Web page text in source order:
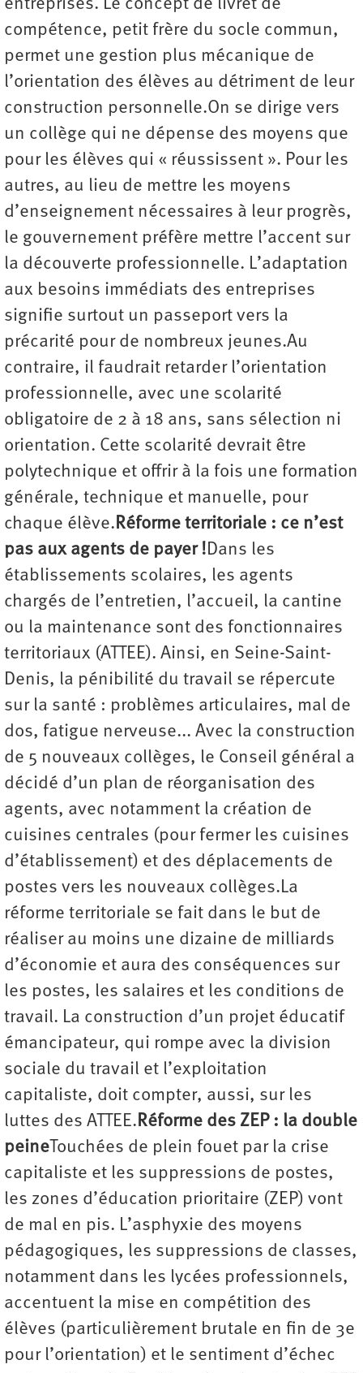
entreprises. Le concept de livret de
compétence, petit frère du socle commun,
permet une gestion plus mécanique de
l’orientation des élèves au détriment de leur
construction personnelle.On se dirige vers
un collège qui ne dépense des moyens que
pour les élèves qui « réussissent ». Pour les
autres, au lieu de mettre les moyens
d’enseignement nécessaires à leur progrès,
le gouvernement préfère mettre l’accent sur
la découverte professionnelle. L’adaptation
aux besoins immédiats des entreprises
signifie surtout un passeport vers la
précarité pour de nombreux jeunes.Au
contraire, il faudrait retarder l’orientation
professionnelle, avec une scolarité
obligatoire de 2 à 18 ans, sans sélection ni
orientation. Cette scolarité devrait être
polytechnique et offrir à la fois une formation
générale, technique et manuelle, pour
chaque élève.Réforme territoriale : ce n’est
pas aux agents de payer !Dans les
établissements scolaires, les agents
chargés de l’entretien, l’accueil, la cantine
ou la maintenance sont des fonctionnaires
territoriaux (ATTEE). Ainsi, en Seine-Saint-
Denis, la pénibilité du travail se répercute
sur la santé : problèmes articulaires, mal de
dos, fatigue nerveuse... Avec la construction
de 5 nouveaux collèges, le Conseil général a
décidé d’un plan de réorganisation des
agents, avec notamment la création de
cuisines centrales (pour fermer les cuisines
d’établissement) et des déplacements de
postes vers les nouveaux collèges.La
réforme territoriale se fait dans le but de
réaliser au moins une dizaine de milliards
d’économie et aura des conséquences sur
les postes, les salaires et les conditions de
travail. La construction d’un projet éducatif
émancipateur, qui rompe avec la division
sociale du travail et l’exploitation
capitaliste, doit compter, aussi, sur les
luttes des ATTEE.Réforme des ZEP : la double
peineTouchées de plein fouet par la crise
capitaliste et les suppressions de postes,
les zones d’éducation prioritaire (ZEP) vont
de mal en pis. L’asphyxie des moyens
pédagogiques, les suppressions de classes,
notamment dans les lycées professionnels,
accentuent la mise en compétition des
élèves (particulièrement brutale en fin de 3e
pour l’orientation) et le sentiment d’échec